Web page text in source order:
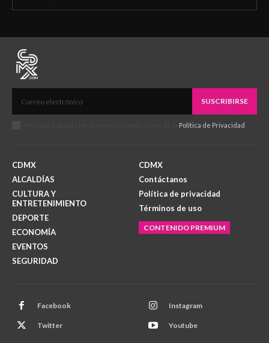
SUSCRIBIRSE
Política de Privacidad
CDMX
ALCALDÍAS
CULTURA Y
ENTRETENIMIENTO
DEPORTE
ECONOMÍA
EVENTOS
SEGURIDAD
CDMX
Contáctanos
Política de privacidad
Términos de uso
CONTENIDO PREMIUM
Facebook Instagram
Twitter Youtube